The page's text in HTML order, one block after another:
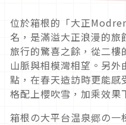
位於箱根的「大正
名，是滿溢大正浪漫的
旅行的驚喜之餘，從二
山脈與相模灣相望。另
點，在春天造訪時更能
格配上櫻吹雪，加乘效果
箱根の大平台温泉郷の一